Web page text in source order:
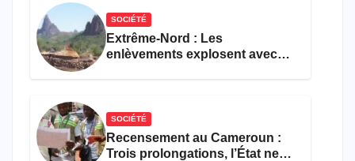
SOCIÉTÉ
Extrême-Nord : Les
enlèvements explosent avec
SOCIÉTÉ
Recensement au Cameroun :
Trois prolongations, l’État ne